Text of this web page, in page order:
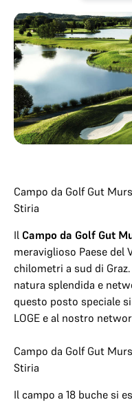
Campo da Golf Gut
Stiria
Il Campo da Golf Gut
meraviglioso Paese del
chilometri a sud di
natura splendida e
questo posto speciale
LOGE e al nostro
Campo da Golf Gut
Stiria
Il campo a 18 buche si